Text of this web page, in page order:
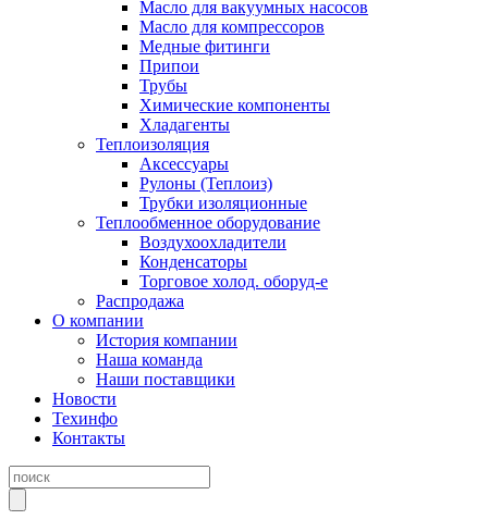
Масло для вакуумных насосов
Масло для компрессоров
Медные фитинги
Припои
Трубы
Химические компоненты
Хладагенты
Теплоизоляция
Аксессуары
Рулоны (Теплоиз)
Трубки изоляционные
Теплообменное оборудование
Воздухоохладители
Конденсаторы
Торговое холод. оборуд-е
Распродажа
О компании
История компании
Наша команда
Наши поставщики
Новости
Техинфо
Контакты